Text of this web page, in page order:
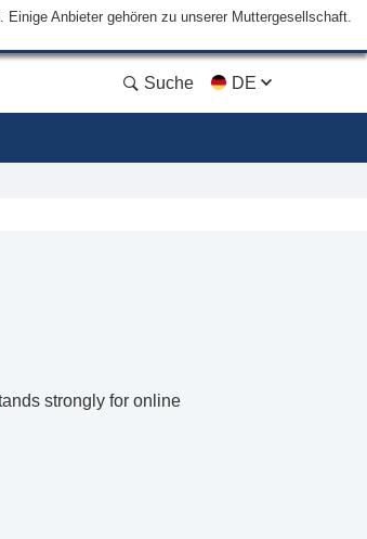
Anbieter gehören zu unserer Muttergesellschaft.
Suche DE
strongly for online